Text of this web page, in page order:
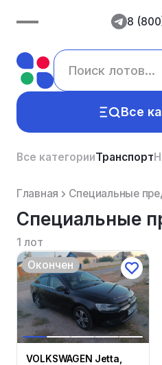
8
Все
Все категорииТранспорт
Главная Специальные
Специальные
1 лот
Окончен
VOLKSWAGEN Jetta,